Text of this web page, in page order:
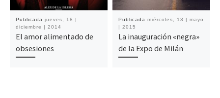
Publicada jueves, 18 |
diciembre | 2014
El amor alimentado de
obsesiones
Publicada miércoles, 13 | mayo
| 2015
La inauguración «negra»
de la Expo de Milán